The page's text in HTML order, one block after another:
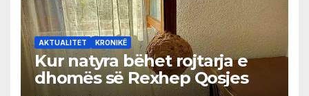
AKTUALITET KRONIKË
Kur natyra bëhet rojtarja e
dhomës së Rexhep Qosjes